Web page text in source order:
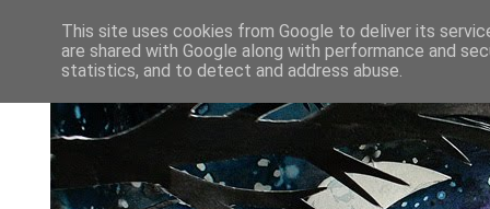
This site uses cookies from Google to deliver its
are shared with Google along with performance and
statistics, and to detect and address abuse.